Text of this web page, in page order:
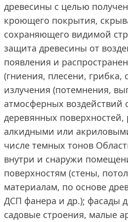
древесины с целью
кроющего покрытия,
сохраняющего видимой
защита древесины от
появления и
(гниения, плесени, грибка,
излучения (потемнения,
атмосферных воздействий
деревянных
алкидными или
числе темных тонов
внутри и снаружи
поверхностям (стены,
материалам, по основе
ДСП фанера и др.); фасады
садовые строения, малые